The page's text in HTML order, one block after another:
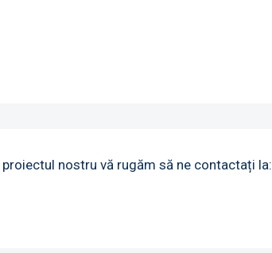
nostru vă rugăm să ne contactați la: